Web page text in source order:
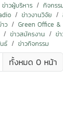
ข่าวผู้บริหาร
กิจกรร
ข่าวงานวิจัย
ว
Green Office
ข่าวสมัครงาน
ข่
ธ์ ข่าวกิจกรรม
ทั้งหมด 0 หน้า